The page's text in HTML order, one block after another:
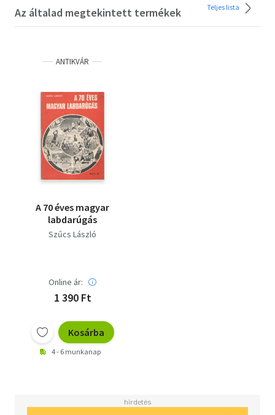
Az általad megtekintett termékek Teljes lista
ANTIKVÁR
A 70 éves magyar
labdarúgás
Szűcs László
Online ár:
1 390 Ft
Kosárba
4 - 6 munkanap